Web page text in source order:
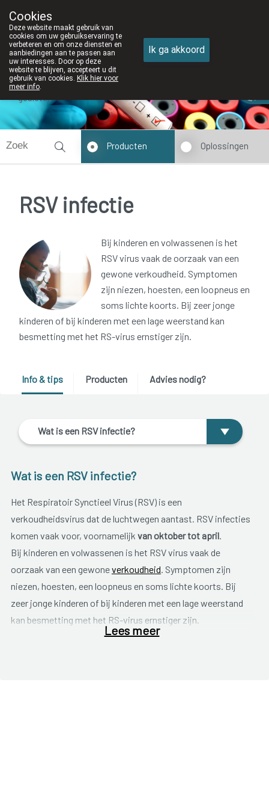
050/82 28 83
Producten Oplossingen
RSV infectie
Bij kinderen en volwassenen is het
RSV virus vaak de oorzaak van een
gewone verkoudheid. Symptomen
zijn niezen, hoesten, een loopneus en
soms lichte koorts. Bij zeer jonge
kinderen of bij kinderen met een lage weerstand kan
besmetting met het RS-virus ernstiger zijn.
Info & tips Producten Advies nodig?
Wat is een RSV infectie?
Wat is een RSV infectie?
Het Respiratoir Synctieel Virus (RSV) is een
verkoudheidsvirus dat de luchtwegen aantast. RSV infecties
komen vaak voor, voornamelijk van oktober tot april.
Bij kinderen en volwassenen is het RSV virus vaak de
oorzaak van een gewoneverkoudheid . Symptomen zijn
niezen, hoesten, een loopneus en soms lichte koorts. Bij
zeer jonge kinderen of bij kinderen met een lage weerstand
kan besmetting met het RS-virus ernstiger zijn.
Risicogroepen voor een ernstiger verloop van de infectie
Lees meer
Cookies
Deze website maakt gebruik van
cookies om uw gebruikservaring te
verbeteren en om onze diensten en
aanbiedingen aan te passen aan
uw interesses. Door op deze
website te blijven, accepteert u dit
gebruik van cookies. Klik hier voor
meer info.
Ik ga akkoord